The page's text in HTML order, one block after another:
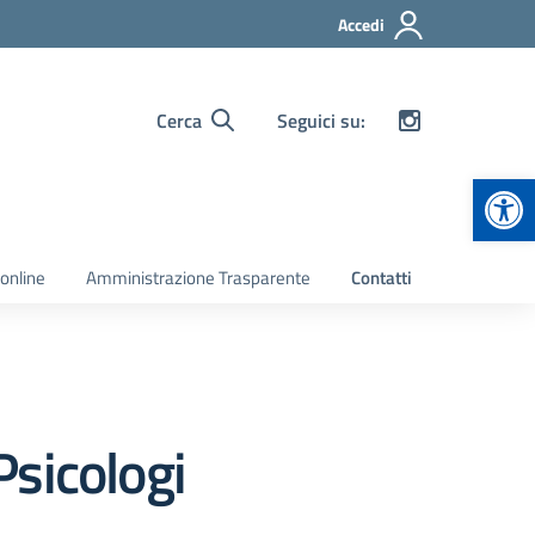
Accedi
Cerca Seguici su:
Amministrazione Trasparente Contatti